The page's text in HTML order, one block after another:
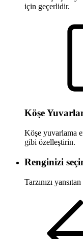
için geçerlidir.
Köşe
Köşe yuvarlama
gibi özelleştirin.
Renginizi
Tarzınızı